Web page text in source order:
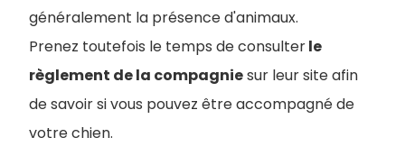
généralement la présence d'animaux.
Prenez toutefois le temps de consulterle
règlement de la compagniesur leur site afin
de savoir si vous pouvez être accompagné de
votre chien.